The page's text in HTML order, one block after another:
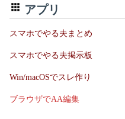
アプリ
スマホでやる夫まとめ
スマホでやる夫掲示板
Win/macOSでスレ作り
ブラウザでAA編集